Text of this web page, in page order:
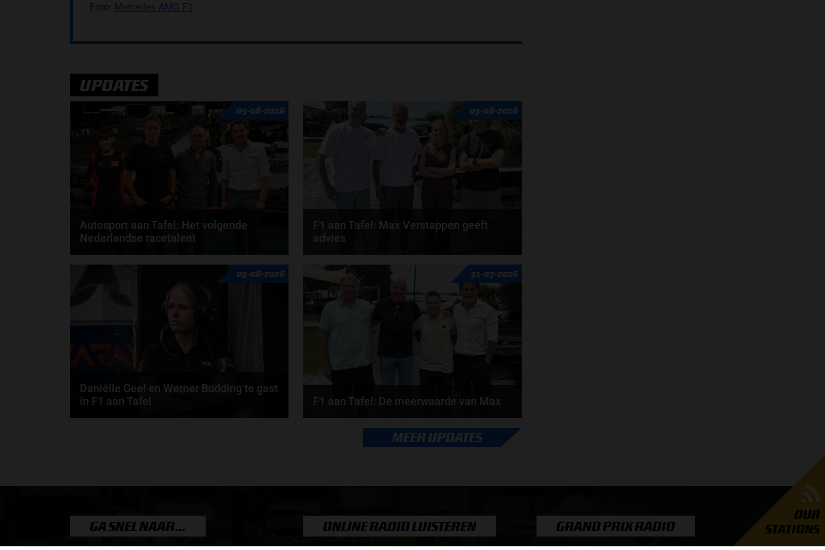
OUR
STATIONS
Foto: Mercedes AMG F1
UPDATES
05-08-2026
Autosport aan Tafel: Het volgende
Nederlandse racetalent
Hoe klim je naar te top in de racewereld? Wat is er
nodig om alles uit je carrière te halen? En hoe...
de redactie van Grand Prix Radio
03-08-2026
F1 aan Tafel: Max Verstappen geeft
advies
Max Verstappen adviseert Red Bull. Gaat George
Russell weg bij Mercedes? En moet de budgetcap...
door de redactie van Grand Prix Radio
03-08-2026
Daniëlle Geel en Werner Budding te gast
in F1 aan Tafel
31-07-2026
F1 aan Tafel: De meerwaarde van Max
Geen enkele sensor kan wat Max Verstappen voelt,
Formule 1-CEO Stefano Domenicali zorgt voor...
MEER UPDATES
GA SNEL NAAR… ONLINE RADIO LUISTEREN GRAND PRIX RADIO